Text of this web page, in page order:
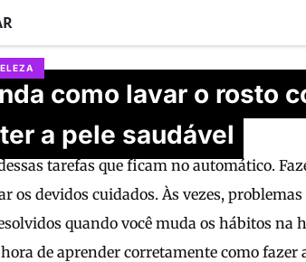
como lavar o rosto
a pele saudável
Hueb
em 25/06/2026
tarefas que ficam no automático.
os devidos cuidados. Às vezes,
quando você muda os hábitos na
de aprender corretamente como fazer